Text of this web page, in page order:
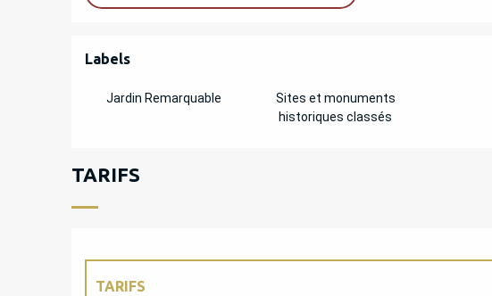
OFFRES DE PRESTATIONS
Labels
Labels
Jardin Remarquable
Sites et monuments
historiques classés
TARIFS
TARIFS